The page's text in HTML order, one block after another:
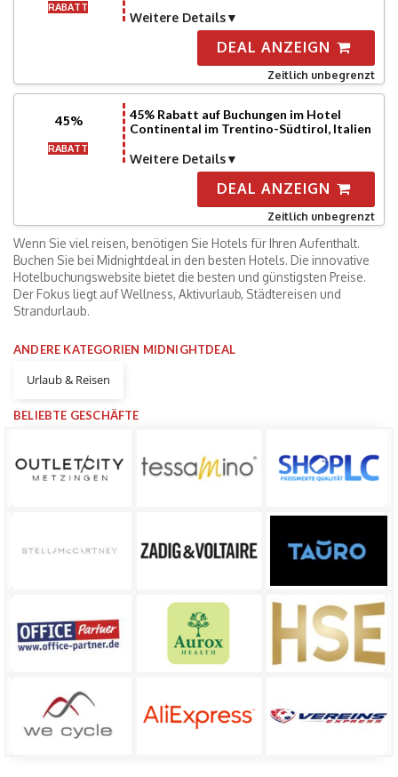
RABATT
Weitere Details
DEAL ANZEIGN
Zeitlich unbegrenzt
45%
RABATT
45% Rabatt auf Buchungen im Hotel
Continental im Trentino-Südtirol, Italien
Weitere Details
DEAL ANZEIGN
Zeitlich unbegrenzt
Wenn Sie viel reisen, benötigen Sie Hotels für Ihren Aufenthalt.
Buchen Sie bei Midnightdeal in den besten Hotels. Die innovative
Hotelbuchungswebsite bietet die besten und günstigsten Preise.
Der Fokus liegt auf Wellness, Aktivurlaub, Städtereisen und
Strandurlaub.
ANDERE KATEGORIEN MIDNIGHTDEAL
Urlaub & Reisen
BELIEBTE GESCHÄFTE